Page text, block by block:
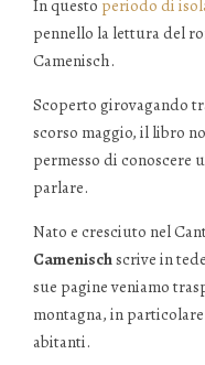
In questo periodo di
pennello la lettura del
Camenisch.
Scoperto girovagando
scorso maggio, il libro
permesso di conoscere
parlare.
Nato e cresciuto nel
Camenischscrive in
sue pagine veniamo
montagna, in
abitanti.